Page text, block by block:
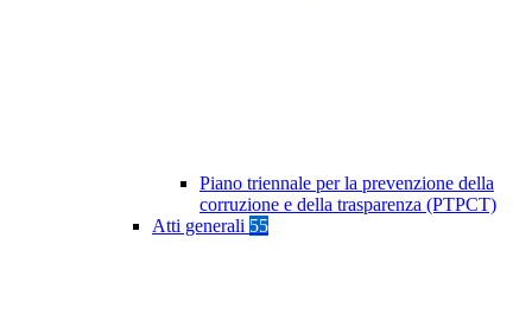
Piano triennale per la prevenzione della
corruzione e della trasparenza (PTPCT)
Atti generali 55